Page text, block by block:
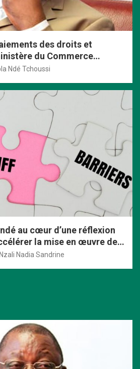
des droits et
du Commerce
par TresorPay
Ndé Tchoussi
au cœur d’une réflexion
la mise en œuvre de
centrale
Nadia Sandrine